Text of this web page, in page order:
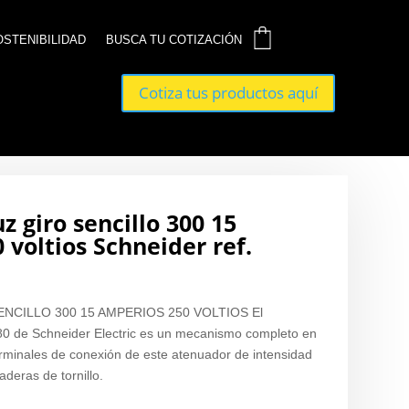
BUSCA TU COTIZACIÓN
Cotiza tus productos aquí
BUSCA TU COTIZACIÓN
Cotiza tus productos aquí
giro sencillo 300 15
voltios Schneider ref.
300 15 AMPERIOS 250 VOLTIOS El
de Schneider Electric es un mecanismo completo en
de conexión de este atenuador de intensidad
de tornillo.